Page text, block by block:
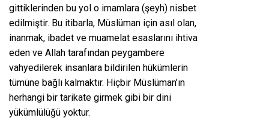
gittiklerinden bu yol o imamlara (şeyh) nisbet
edilmiştir. Bu itibarla, Müslüman için asıl olan,
inanmak, ibadet ve muamelat esaslarını ihtiva
eden ve Allah tarafından peygambere
vahyedilerek insanlara bildirilen hükümlerin
tümüne bağlı kalmaktır. Hiçbir Müslüman’ın
herhangi bir tarikate girmek gibi bir dini
yükümlülüğü yoktur.